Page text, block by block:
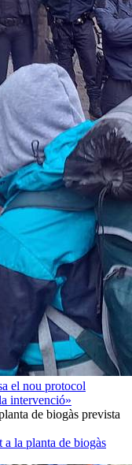
el nou protocol
intervenció»
a la planta de biogàs